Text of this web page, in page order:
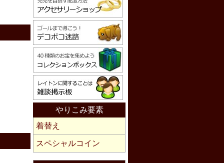
やりこみ要素
着替え
スペシャルコイン